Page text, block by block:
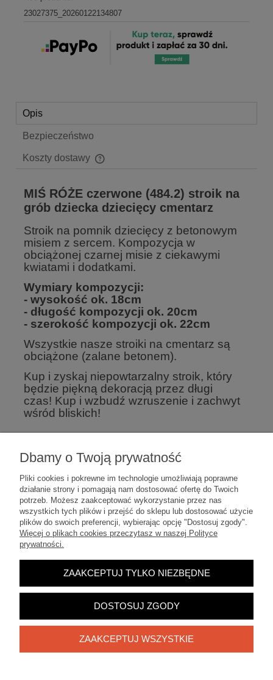
23027375_20260122134807
Opis
Bezpieczeństwo
Koszty dostawy
Cena nie zawiera ewentualnych kosztów płatności
MIŚ RÓŻE czerwone (484.2) stroik na
grób dziecka dziecięcy cmentarz
Stroik na pomnik dziecięcy z betonowym
misiem z sercem. Kompozycja w
obciążonej czarnej misie z ciekawymi
kwiatami i dodatkami.
Wymiary kompozycji:
- wysokość ok. 18cm
- długość kompozycji ok. 20cm
- szerokość kompozycji ok. 22cm
Wszystkie nasze stroiki na cmentarz są
obciążone (zalane betonem).
Kup i zyskaj niepowtarzalny stroik, który
będzie piękną dekoracją przez długi
czas! Kup i wzbudź wzruszenie i zachwyt
wśród bliskich!
Warunki zakupów
Informacje o sklepie
Dbamy o Twoją prywatność
Pliki cookies i pokrewne im technologie umożliwiają poprawne
działanie strony i pomagają nam dostosować ofertę do Twoich
potrzeb. Możesz zaakceptować wykorzystanie przez nas
wszystkich tych plików i przejść do sklepu lub dostosować użycie
plików do swoich preferencji, wybierając opcję "Dostosuj zgody".
Więcej o plikach cookies przeczytasz w naszej Polityce
prywatności.
ZAAKCEPTUJ TYLKO NIEZBĘDNE
DOSTOSUJ ZGODY
ZAAKCEPTUJ WSZYSTKIE